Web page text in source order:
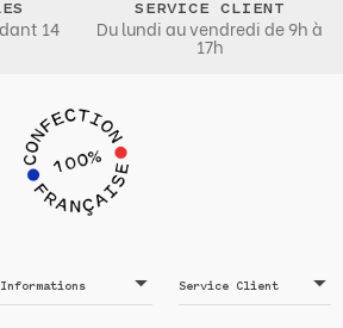
14
SERVICE CLIENT
Du lundi au vendredi de 9h à
17h
Informations Service Client